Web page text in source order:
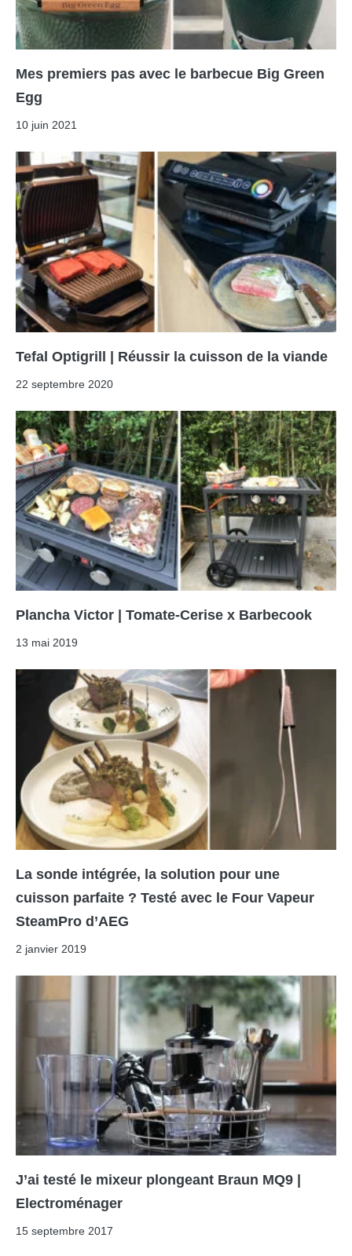
Mes premiers pas avec le barbecue Big Green
Egg
10 juin 2021
Tefal Optigrill | Réussir la cuisson de la viande
22 septembre 2020
Plancha Victor | Tomate-Cerise x Barbecook
13 mai 2019
La sonde intégrée, la solution pour une
cuisson parfaite ? Testé avec le Four Vapeur
SteamPro d’AEG
2 janvier 2019
J’ai testé le mixeur plongeant Braun MQ9 |
Electroménager
15 septembre 2017